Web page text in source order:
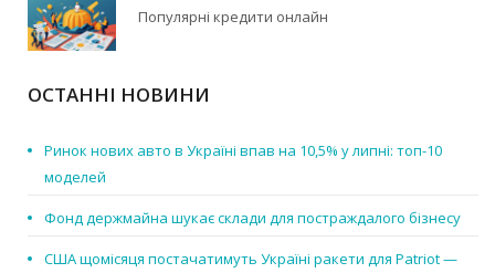
Популярні кредити онлайн
ОСТАННІ НОВИНИ
Ринок нових авто в Україні впав на 10,5% у липні: топ-10
моделей
Фонд держмайна шукає склади для постраждалого бізнесу
США щомісяця постачатимуть Україні ракети для Patriot —